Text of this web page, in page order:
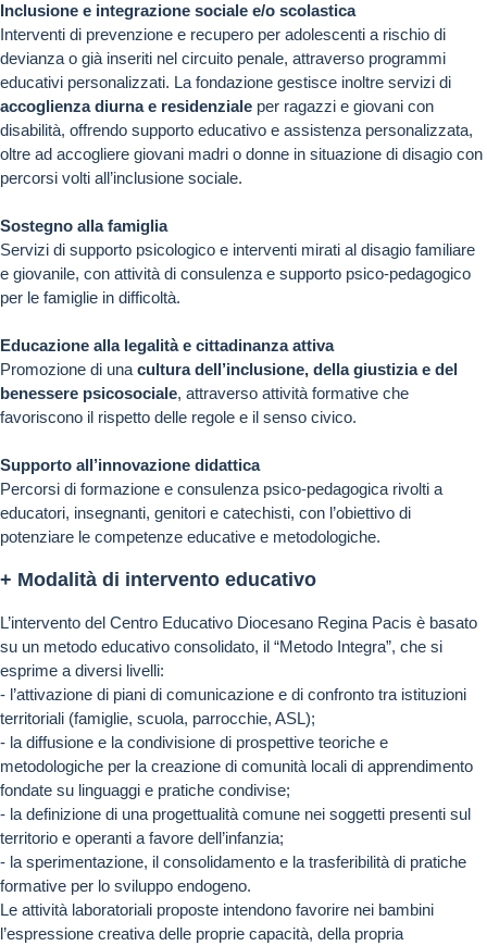
Inclusione e integrazione sociale e/o scolastica
Interventi di prevenzione e recupero per adolescenti a rischio di
devianza o già inseriti nel circuito penale, attraverso programmi
educativi personalizzati. La fondazione gestisce inoltre servizi di
accoglienza diurna e residenziale per ragazzi e giovani con
disabilità, offrendo supporto educativo e assistenza personalizzata,
oltre ad accogliere giovani madri o donne in situazione di disagio con
percorsi volti all’inclusione sociale.
Sostegno alla famiglia
Servizi di supporto psicologico e interventi mirati al disagio familiare
e giovanile, con attività di consulenza e supporto psico-pedagogico
per le famiglie in difficoltà.
Educazione alla legalità e cittadinanza attiva
Promozione di una cultura dell’inclusione, della giustizia e del
benessere psicosociale, attraverso attività formative che
favoriscono il rispetto delle regole e il senso civico.
Supporto all’innovazione didattica
Percorsi di formazione e consulenza psico-pedagogica rivolti a
educatori, insegnanti, genitori e catechisti, con l’obiettivo di
potenziare le competenze educative e metodologiche.
+ Modalità di intervento educativo
L’intervento del Centro Educativo Diocesano Regina Pacis è basato
su un metodo educativo consolidato, il “Metodo Integra”, che si
esprime a diversi livelli:
- l’attivazione di piani di comunicazione e di confronto tra istituzioni
territoriali (famiglie, scuola, parrocchie, ASL);
- la diffusione e la condivisione di prospettive teoriche e
metodologiche per la creazione di comunità locali di apprendimento
fondate su linguaggi e pratiche condivise;
- la definizione di una progettualità comune nei soggetti presenti sul
territorio e operanti a favore dell’infanzia;
- la sperimentazione, il consolidamento e la trasferibilità di pratiche
formative per lo sviluppo endogeno.
Le attività laboratoriali proposte intendono favorire nei bambini
l’espressione creativa delle proprie capacità, della propria